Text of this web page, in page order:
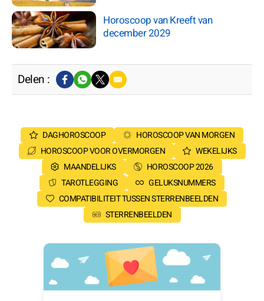
Horoscoop van Kreeft van
december 2029
Delen :
DAGHOROSCOOP
HOROSCOOP VAN MORGEN
HOROSCOOP VOOR OVERMORGEN
WEKELIJKS
MAANDELIJKS
HOROSCOOP 2026
TAROTLEGGING
GELUKSNUMMERS
COMPATIBILITEIT TUSSEN STERRENBEELDEN
STERRENBEELDEN